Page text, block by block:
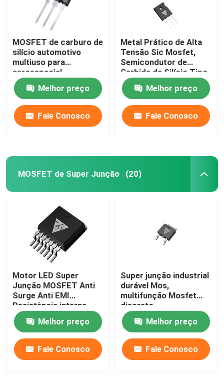
MOSFET de carburo de
silício automotivo
multiuso para
aeroespacial
Melhor preço
Fale Conosco
Metal Prático de Alta
Tensão Sic Mosfet,
Semicondutor de
Carbide de Silício Tipo
N
Melhor preço
Fale Conosco
MOSFET de Super Junção (20)
Motor LED Super
Junção MOSFET Anti
Surge Anti EMI
Resistência interna
pequena
Melhor preço
Fale Conosco
Super junção industrial
durável Mos,
multifunção Mosfet
discreto
Melhor preço
Fale Conosco